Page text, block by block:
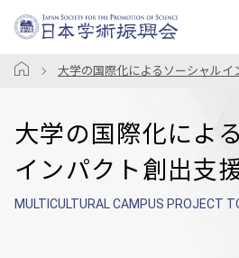
大学の国際化によるソーシャルイ
大学の国際化によ
インパクト創出支
MULTICULTURAL CAMPUS PROJECT